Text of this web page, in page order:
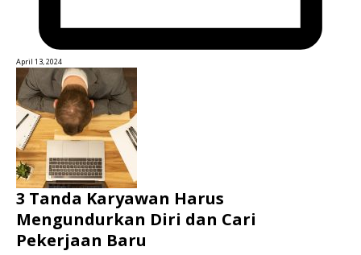
April 13, 2024
3 Tanda Karyawan Harus
Mengundurkan Diri dan Cari
Pekerjaan Baru